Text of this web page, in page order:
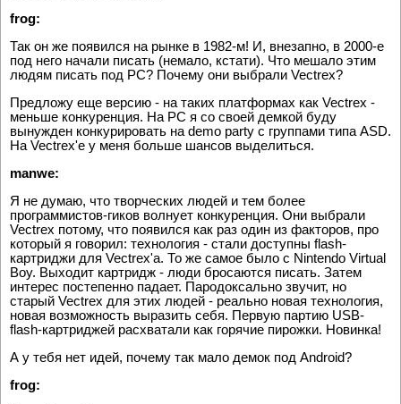
frog:
Так он же появился на рынке в 1982-м! И, внезапно, в 2000-е
под него начали писать (немало, кстати). Что мешало этим
людям писать под PC? Почему они выбрали Vectrex?
Предложу еще версию - на таких платформах как Vectrex -
меньше конкуренция. На PC я со своей демкой буду
вынужден конкурировать на demo party с группами типа ASD.
На Vectrex'e у меня больше шансов выделиться.
manwe:
Я не думаю, что творческих людей и тем более
программистов-гиков волнует конкуренция. Они выбрали
Vectrex потому, что появился как раз один из факторов, про
который я говорил: технология - стали доступны flash-
картриджи для Vectrex'a. То же самое было с Nintendo Virtual
Boy. Выходит картридж - люди бросаются писать. Затем
интерес постепенно падает. Пародоксально звучит, но
старый Vectrex для этих людей - реально новая технология,
новая возможность выразить себя. Первую партию USB-
flash-картриджей расхватали как горячие пирожки. Новинка!
А у тебя нет идей, почему так мало демок под Android?
frog: